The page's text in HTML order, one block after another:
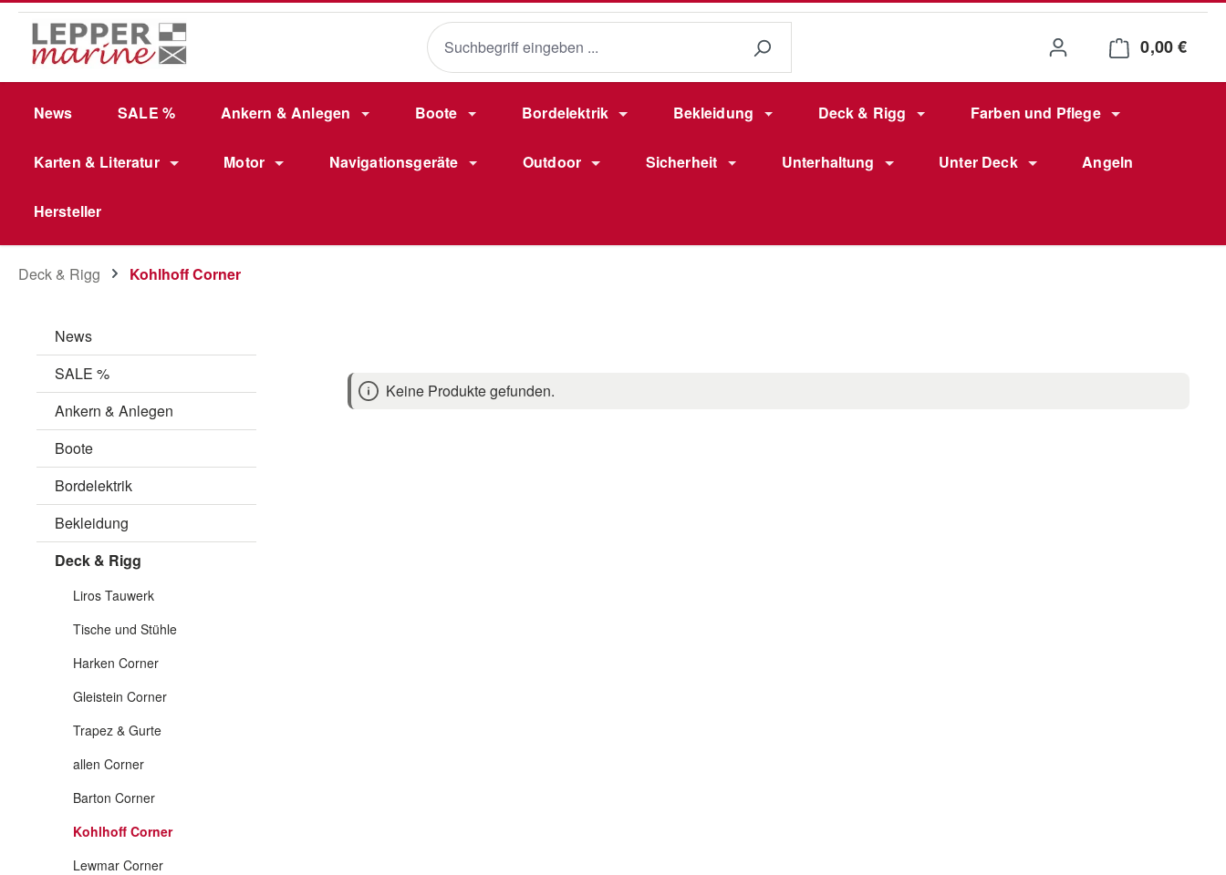
Hauptinhalt springen
Zur Suche springen
Zur Hauptnavigation springen
0,00 €
News SALE % Ankern & Anlegen Boote Bordelektrik Bekleidung Deck & Rigg Farben und Pflege
Karten & Literatur Motor Navigationsgeräte Outdoor Sicherheit Unterhaltung Unter Deck Angeln
Hersteller
Deck & Rigg Kohlhoff Corner
News
SALE %
Ankern & Anlegen
Boote
Bordelektrik
Bekleidung
Deck & Rigg
Liros Tauwerk
Tische und Stühle
Harken Corner
Gleistein Corner
Trapez & Gurte
allen Corner
Barton Corner
Kohlhoff Corner
Lewmar Corner
Keine Produkte gefunden.